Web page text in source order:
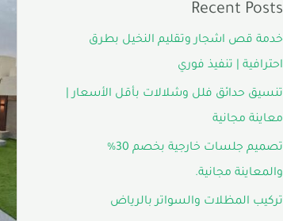
Recent Posts
خدمة قص اشجار وتقليم النخيل بطرق
احترافية | تنفيذ فوري
تنسيق حدائق فلل وشلالات بأقل الأسعار |
معاينة مجانية
تصميم جلسات خارجية بخصم 30%
والمعاينة مجانية.
تركيب المظلات والسواتر بالرياض